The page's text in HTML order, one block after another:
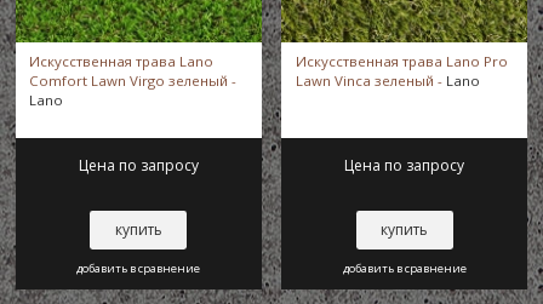
50 ± 1 мм
Искусственная трава Lano
Comfort Lawn Virgo зеленый -
Lano
Цена по запросу
купить
добавить в сравнение
Искусственная трава Lano Pro
Lawn Vinca зеленый - Lano
Цена по запросу
купить
добавить в сравнение